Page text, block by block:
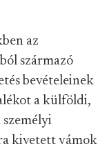
az
származó
bevételeinek
a külföldi,
kivetett vámok